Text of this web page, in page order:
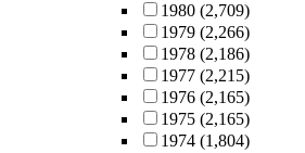
1980 (2,709)
1979 (2,266)
1978 (2,186)
1977 (2,215)
1976 (2,165)
1975 (2,165)
1974 (1,804)